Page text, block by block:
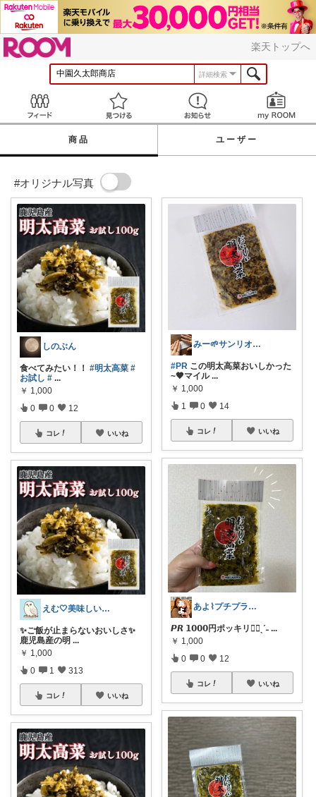
楽天トップへ
詳細検索
見つける お知らせ
商品 ユーザー
#オリジナル写真
しのぶん
食べてみたい！！ #明太高菜 #
お試し # ...
￥ 1,000
0 0 12
コレ いいね
えむ🤍美味しいもの
✨ご飯が止まらないおいしさ✨
鹿児島産の明 ...
￥ 1,000
0 1 313
コレ いいね
みー🌱サンリオ好き2boysママ
#PR この明太高菜おいしかった
~🤎マイル ...
￥ 1,000
1 0 14
コレ いいね
あよ⌇プチプラ大好き男の子ママ♥
𝙋𝙍 𝟭𝟬𝟬𝟬円ポッキリ☝🏻ˎˊ˗ ...
￥ 1,000
0 0 12
コレ いいね